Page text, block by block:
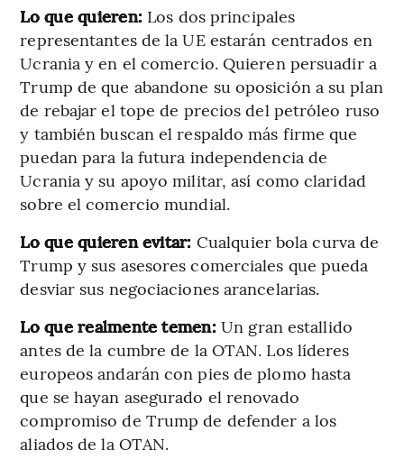
Lo que quieren: Los dos principales
representantes de la UE estarán centrados en
Ucrania y en el comercio. Quieren persuadir a
Trump de que abandone su oposición a su plan
de rebajar el tope de precios del petróleo ruso
y también buscan el respaldo más firme que
puedan para la futura independencia de
Ucrania y su apoyo militar, así como claridad
sobre el comercio mundial.
Lo que quieren evitar: Cualquier bola curva de
Trump y sus asesores comerciales que pueda
desviar sus negociaciones arancelarias.
Lo que realmente temen:Un gran estallido
antes de la cumbre de la OTAN. Los líderes
europeos andarán con pies de plomo hasta
que se hayan asegurado el renovado
compromiso de Trump de defender a los
aliados de la OTAN.